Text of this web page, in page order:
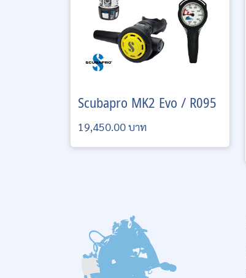
Scubapro MK2 Evo / R095
19,450.00 บาท